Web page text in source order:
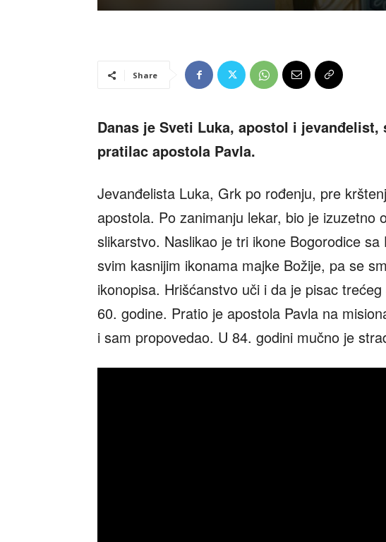
Share
Danas je Sveti Luka, apostol i
pratilac apostola Pavla.
Jevanđelista Luka, Grk po rođenju, pre
apostola. Po zanimanju lekar, bio je izuzetno
slikarstvo. Naslikao je tri ikone Bogorodice
svim kasnijim ikonama majke Božije, pa se
ikonopisa. Hrišćanstvo uči i da je pisac
60. godine. Pratio je apostola Pavla na
i sam propovedao. U 84. godini mučno je